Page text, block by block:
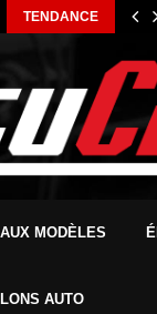
TENDANCE
MODÈLES
AUTO